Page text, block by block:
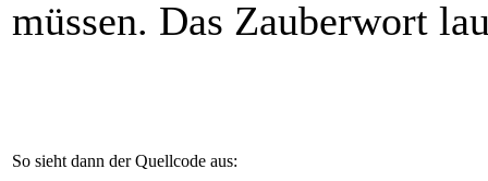
müssen. Das Zauberwort
So sieht dann der Quellcode aus: